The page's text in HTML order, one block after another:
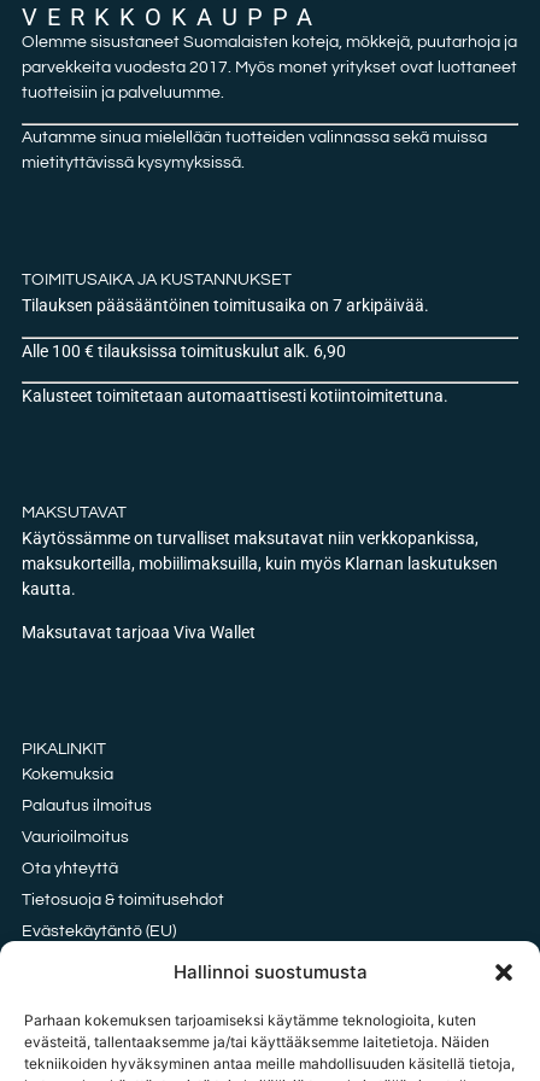
Hallinnoi suostumusta
Parhaan kokemuksen tarjoamiseksi käytämme teknologioita, kuten
evästeitä, tallentaaksemme ja/tai käyttääksemme laitetietoja. Näiden
tekniikoiden hyväksyminen antaa meille mahdollisuuden käsitellä tietoja,
VERKKOKAUPPA
Olemme sisustaneet Suomalaisten koteja, mökkejä, puutarhoja ja
parvekkeita vuodesta 2017. Myös monet yritykset ovat luottaneet
tuotteisiin ja palveluumme.
Autamme sinua mielellään tuotteiden valinnassa sekä muissa
mietityttävissä kysymyksissä.
TOIMITUSAIKA JA KUSTANNUKSET
Tilauksen pääsääntöinen toimitusaika on 7 arkipäivää.
Alle 100 € tilauksissa toimituskulut alk. 6,90
Kalusteet toimitetaan automaattisesti kotiintoimitettuna.
MAKSUTAVAT
Käytössämme on turvalliset maksutavat niin verkkopankissa,
maksukorteilla, mobiilimaksuilla, kuin myös Klarnan laskutuksen
kautta.
Maksutavat tarjoaa Viva Wallet
PIKALINKIT
Kokemuksia
Palautus ilmoitus
Vaurioilmoitus
Ota yhteyttä
Tietosuoja & toimitusehdot
Evästekäytäntö (EU)
Oxford vai HDPE kangas?
OTA YHTEYTTÄ